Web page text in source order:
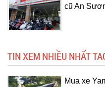
cũ An
TIN XEM NHIỀU NHẤT
Mua xe